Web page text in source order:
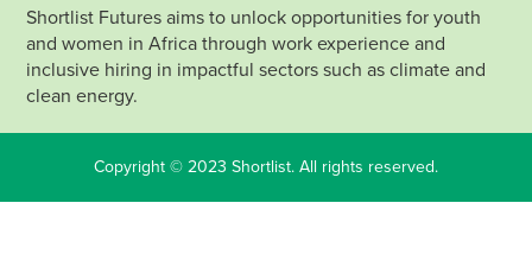
Shortlist Futures aims to unlock opportunities for youth
and women in Africa through work experience and
inclusive hiring in impactful sectors such as climate and
clean energy.
Copyright © 2023 Shortlist. All rights reserved.